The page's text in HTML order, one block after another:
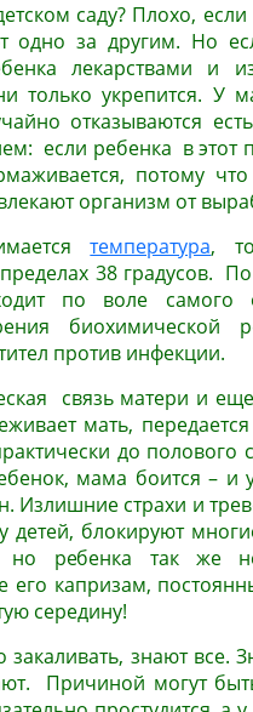
саду? Плохо,
одно за другим. Но
лекарствами и
только укрепится. У
отказываются
если ребенка в этот
потому
организм от
температура,
38 градусов.
по воле самого
биохимической
против инфекции.
связь матери и
мать,
до полового
мама боится – и
Излишние страхи и
детей, блокируют
но ребенка так же
его капризам,
середину!
знают все.
Причиной могут